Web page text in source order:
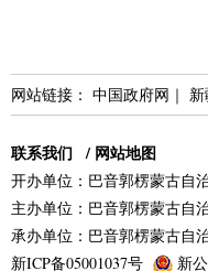
网站链接： 中国政府网 ｜
联系我们 / 网站地图
开办单位：巴音郭楞蒙古自
主办单位：巴音郭楞蒙古自
承办单位：巴音郭楞蒙古自
新ICP备05001037号
新